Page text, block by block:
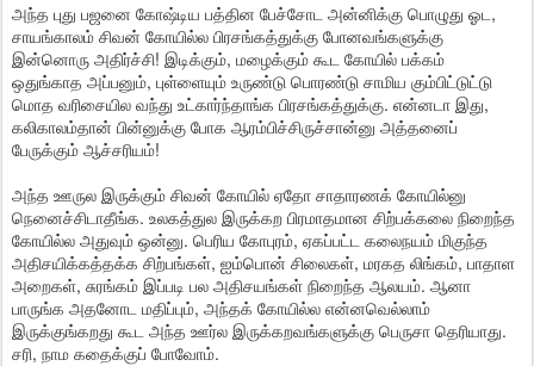
அந்த புது பஜனை கோஷ்டிய பத்தின பேச்சோட அன்னிக்கு பொழுது ஓட,
சாயங்காலம் சிவன் கோயில்ல பிரசங்கத்துக்கு போனவங்களுக்கு
இன்னொரு அதிர்ச்சி! இடிக்கும், மழைக்கும் கூட கோயில் பக்கம்
ஒதுங்காத அப்பனும், புள்ளையும் உருண்டு பொரண்டு சாமிய கும்பிட்டுட்டு
மொத வரிசையில வந்து உட்கார்ந்தாங்க பிரசங்கத்துக்கு. என்னடா இது,
கலிகாலம்தான் பின்னுக்கு போக ஆரம்பிச்சிருச்சான்னு அத்தனைப்
பேருக்கும் ஆச்சரியம்!
அந்த ஊருல இருக்கும் சிவன் கோயில் ஏதோ சாதாரணக் கோயில்னு
நெனைச்சிடாதீங்க. உலகத்துல இருக்கற பிரமாதமான சிற்பக்கலை நிறைந்த
கோயில்ல அதுவும் ஒன்னு. பெரிய கோபுரம், ஏகப்பட்ட கலைநயம் மிகுந்த
அதிசயிக்கத்தக்க சிற்பங்கள், ஐம்பொன் சிலைகள், மரகத லிங்கம், பாதாள
அறைகள், சுரங்கம் இப்படி பல அதிசயங்கள் நிறைந்த ஆலயம். ஆனா
பாருங்க அதனோட மதிப்பும், அந்தக் கோயில்ல என்னவெல்லாம்
இருக்குங்கறது கூட அந்த ஊர்ல இருக்கறவங்களுக்கு பெருசா தெரியாது.
சரி, நாம கதைக்குப் போவோம்.